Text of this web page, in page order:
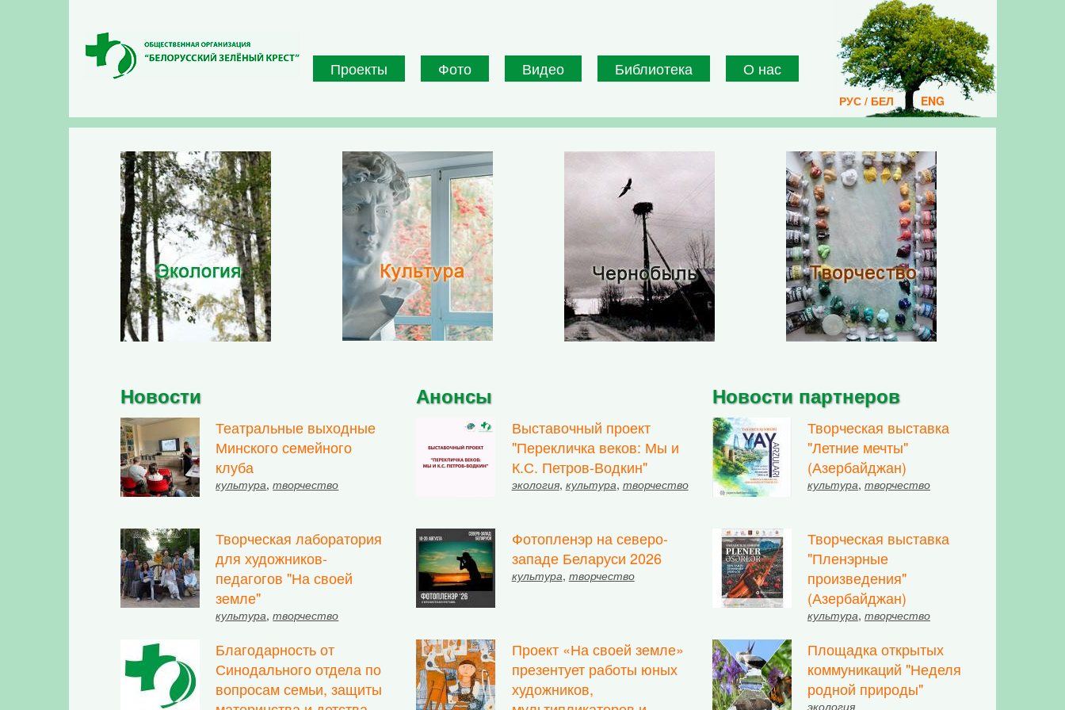
Проекты Фото Видео Библиотека О нас
РУС / БЕЛ ENG
Новости
Театральные выходные
Минского семейного
клуба
культура,творчество
Творческая лаборатория
для художников-
педагогов "На своей
земле"
культура,творчество
Благодарность от
Синодального отдела по
вопросам семьи, защиты
Анонсы
Выставочный проект
"Перекличка веков: Мы и
К.С. Петров-Водкин"
экология, культура, творчество
Фотопленэр на северо-
западе Беларуси 2026
культура, творчество
Проект «На своей земле»
презентует работы юных
художников,
Новости партнеров
Творческая выставка
"Летние мечты"
(Азербайджан)
культура, творчество
Творческая выставка
"Пленэрные
произведения"
(Азербайджан)
культура, творчество
Площадка открытых
коммуникаций "Неделя
родной природы"
экология